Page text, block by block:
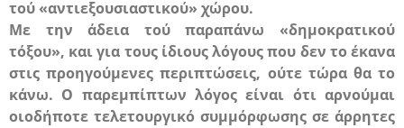
τού «αντιεξουσιαστικού» χώρου.
Με την άδεια τού παραπάνω «δημοκρατικού
τόξου», και για τους ίδιους λόγους που δεν το έκανα
στις προηγούμενες περιπτώσεις, ούτε τώρα θα το
κάνω. Ο παρεμπίπτων λόγος είναι ότι αρνούμαι
οιοδήποτε τελετουργικό συμμόρφωσης σε άρρητες